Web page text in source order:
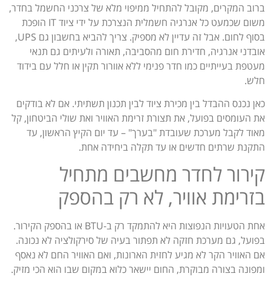
ברוב המקרים, מקובל להתחיל ממיפוי מלא של צרכני החשמל בחדר,
משום שכמעט כל אנרגיה חשמלית הנצרכת על ידי ציוד IT הופכת
בסוף לחום. אבל זה עדיין לא מספיק. צריך להביא בחשבון גם UPS,
אובדני אנרגיה, חדירת חום מהסביבה, תאורה ולעיתים גם תנאי
מעטפת בעייתיים כמו חדר פנימי ללא אוורור תקין או חלל עם בידוד
חלש.
כאן נכנס ההבדל בין מכירת ציוד לבין תכנון תשתיתי. אם לא בודקים
את העומסים בפועל, את תצורת זרימת האוויר ואת שולי הביטחון, קל
מאוד לקבל מערכת שעובדת "בערך" – עד יום הקיץ הראשון, עד
התקנת שרתים חדשים או עד תקלה ביחידה אחת.
קירור לחדר מחשבים מתחיל
בזרימת אוויר, לא רק בהספק
אחת הטעויות הנפוצות היא להתמקד רק ב-BTU או בהספק הקירור.
בפועל, גם מערכת חזקה לא תפתור בעיה של סירקולציה לא נכונה.
אם האוויר הקר לא מגיע לחזית הארונות, ואם האוויר החם לא נאסף
ומפונה בצורה מבוקרת, החום יישאר כלוא במקום שבו הוא הכי מזיק.